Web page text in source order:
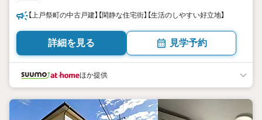
【上戸祭町の中古戸建】【閑静な住宅街】【生活のしやすい好立地】
詳細を見る 見学予約
ほか提供